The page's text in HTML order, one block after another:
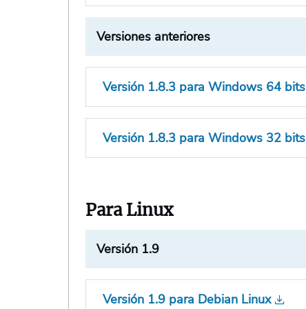
Versiones anteriores
Versión 1.8.3 para Windows 64 bits
Versión 1.8.3 para Windows 32 bits
Para Linux
Versión 1.9
Versión 1.9 para Debian Linux